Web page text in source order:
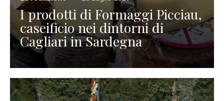
I prodotti di Formaggi Picciau,
caseificio nei dintorni di
Cagliari in Sardegna